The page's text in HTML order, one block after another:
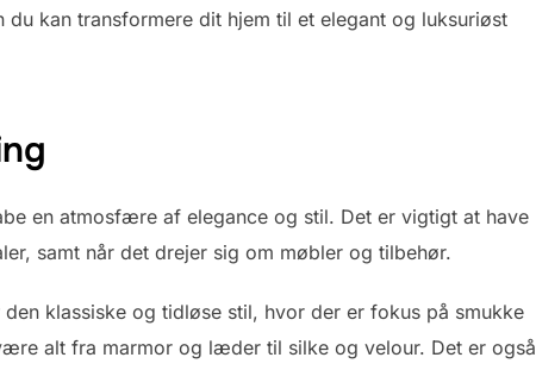
kan transformere dit hjem til et elegant og luksuriøst
en atmosfære af elegance og stil. Det er vigtigt at have
samt når det drejer sig om møbler og tilbehør.
klassiske og tidløse stil, hvor der er fokus på smukke
alt fra marmor og læder til silke og velour. Det er også